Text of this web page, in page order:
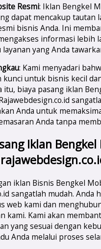
Resmi: Iklan Bengkel
dapat mencakup tautan
bisnis Anda. Ini
informasi lebih
yang Anda
: Kami menyadari
kunci untuk bisnis kecil
itu, biaya pasang iklan
Anda untuk
Anda tanpa
Iklan Bengkel
iklan Bisnis Bengkel
sangatlah mudah. Anda
web kami dan
kami. Kami akan
yang sesuai dengan
Anda melalui proses